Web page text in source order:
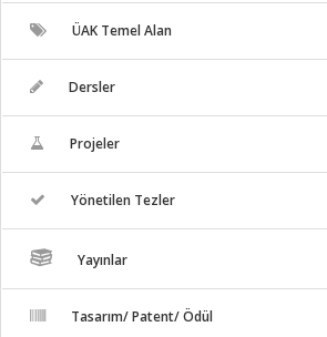
ÜAK Temel Alan
Dersler
Projeler
Yönetilen Tezler
Yayınlar
Tasarım/ Patent/ Ödül